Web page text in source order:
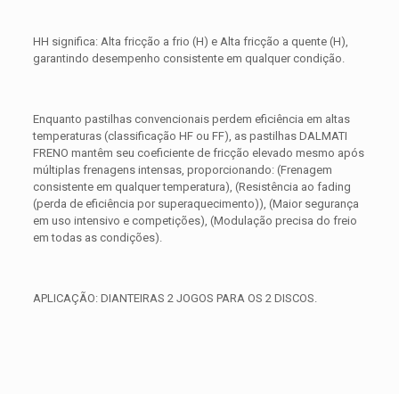
HH significa: Alta fricção a frio (H) e Alta fricção a quente (H),
garantindo desempenho consistente em qualquer condição.
Enquanto pastilhas convencionais perdem eficiência em altas
temperaturas (classificação HF ou FF), as pastilhas DALMATI
FRENO mantêm seu coeficiente de fricção elevado mesmo após
múltiplas frenagens intensas, proporcionando: (Frenagem
consistente em qualquer temperatura), (Resistência ao fading
(perda de eficiência por superaquecimento)), (Maior segurança
em uso intensivo e competições), (Modulação precisa do freio
em todas as condições).
APLICAÇÃO: DIANTEIRAS 2 JOGOS PARA OS 2 DISCOS.